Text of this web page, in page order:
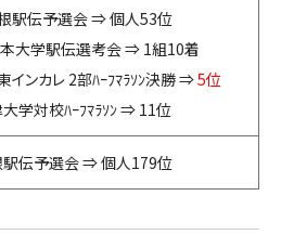
駅伝予選会 ⇒ 個人53位
大学駅伝選考会 ⇒ 1組10着
インカレ 2部ﾊｰﾌﾏﾗｿﾝ決勝 ⇒5位
学対校ﾊｰﾌﾏﾗｿﾝ ⇒ 11位
駅伝予選会 ⇒ 個人179位